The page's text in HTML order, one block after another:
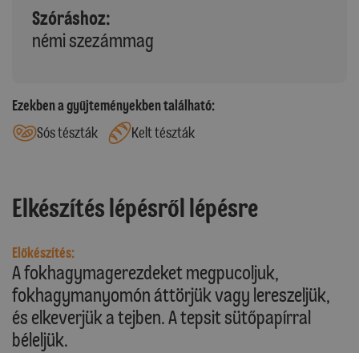
Szóráshoz:
némi szezámmag
Ezekben a gyűjteményekben található:
Sós tészták
Kelt tészták
Elkészítés lépésről lépésre
Előkészítés:
A fokhagymagerezdeket megpucoljuk,
fokhagymanyomón áttörjük vagy lereszeljük,
és elkeverjük a tejben. A tepsit sütőpapírral
béleljük.